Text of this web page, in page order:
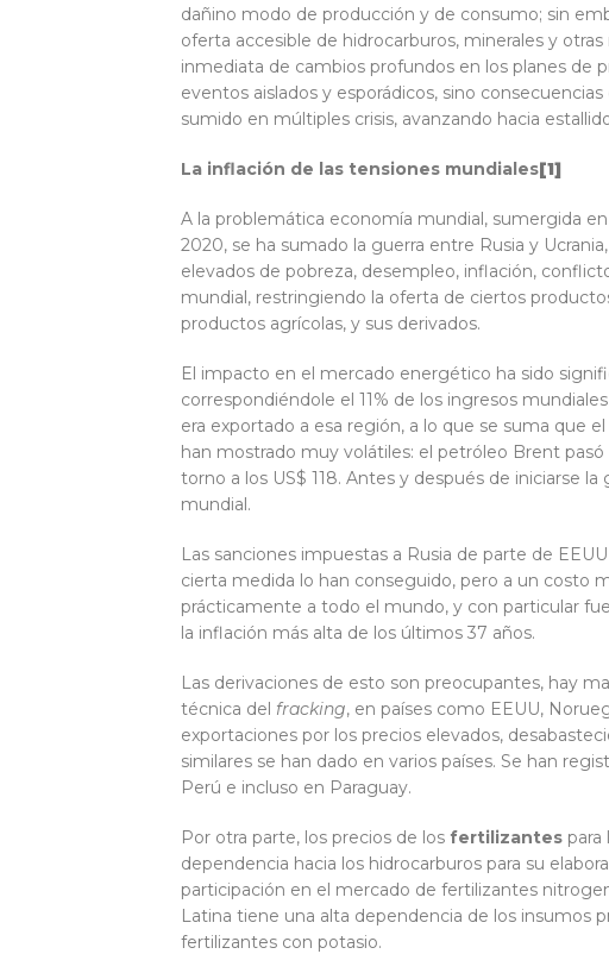
dañino modo de producción y de consumo; sin
oferta accesible de hidrocarburos, minerales y
inmediata de cambios profundos en los planes de
eventos aislados y esporádicos, sino
sumido en múltiples crisis, avanzando hacia
La inflación de las tensiones mundiales[1]
A la problemática economía mundial, sumergida
2020, se ha sumado la guerra entre Rusia y
elevados de pobreza, desempleo, inflación,
mundial, restringiendo la oferta de ciertos
productos agrícolas, y sus derivados.
El impacto en el mercado energético ha sido
correspondiéndole el 11% de los ingresos
era exportado a esa región, a lo que se suma que
han mostrado muy volátiles: el petróleo Brent
torno a los US$ 118. Antes y después de iniciarse
mundial.
Las sanciones impuestas a Rusia de parte de
cierta medida lo han conseguido, pero a un costo
prácticamente a todo el mundo, y con particular
la inflación más alta de los últimos 37 años.
Las derivaciones de esto son preocupantes, hay
técnica del fracking, en países como EEUU,
exportaciones por los precios elevados,
similares se han dado en varios países. Se han
Perú e incluso en Paraguay.
Por otra parte, los precios de los fertilizantes
dependencia hacia los hidrocarburos para su
participación en el mercado de fertilizantes
Latina tiene una alta dependencia de los insumos
fertilizantes con potasio.